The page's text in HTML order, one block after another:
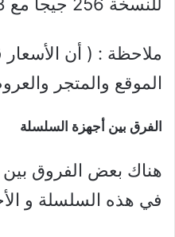
ملاحظة : ( أن الأسعار
الموقع والمتجر
الفرق بين أجهزة السلسلة
هناك بعض الفروق بين
في هذه السلسلة و